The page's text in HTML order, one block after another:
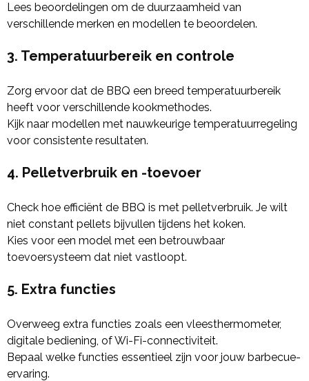
Lees beoordelingen om de duurzaamheid van
verschillende merken en modellen te beoordelen.
3. Temperatuurbereik en controle
Zorg ervoor dat de BBQ een breed temperatuurbereik
heeft voor verschillende kookmethodes.
Kijk naar modellen met nauwkeurige temperatuurregeling
voor consistente resultaten.
4. Pelletverbruik en -toevoer
Check hoe efficiënt de BBQ is met pelletverbruik. Je wilt
niet constant pellets bijvullen tijdens het koken.
Kies voor een model met een betrouwbaar
toevoersysteem dat niet vastloopt.
5. Extra functies
Overweeg extra functies zoals een vleesthermometer,
digitale bediening, of Wi-Fi-connectiviteit.
Bepaal welke functies essentieel zijn voor jouw barbecue-
ervaring.